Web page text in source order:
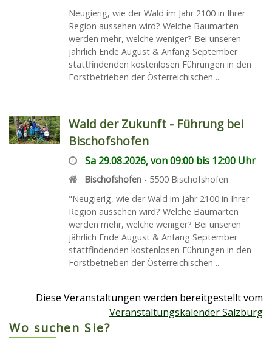
Neugierig, wie der Wald im Jahr 2100 in Ihrer
Region aussehen wird? Welche Baumarten
werden mehr, welche weniger? Bei unseren
jährlich Ende August & Anfang September
stattfindenden kostenlosen Führungen in den
Forstbetrieben der Österreichischen ...
Wald der Zukunft - Führung bei
Bischofshofen
Sa 29.08.2026, von 09:00 bis 12:00 Uhr
Bischofshofen - 5500 Bischofshofen
"Neugierig, wie der Wald im Jahr 2100 in Ihrer
Region aussehen wird? Welche Baumarten
werden mehr, welche weniger? Bei unseren
jährlich Ende August & Anfang September
stattfindenden kostenlosen Führungen in den
Forstbetrieben der Österreichischen ...
Diese Veranstaltungen werden bereitgestellt vom
Veranstaltungskalender Salzburg
Wo suchen Sie?